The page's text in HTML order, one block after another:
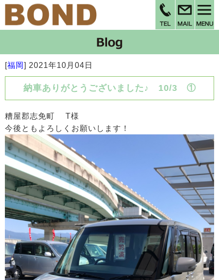
[福岡] 2021年10月04日
納車ありがとうございました♪ 10/3 ①
糟屋郡志免町 T様
今後ともよろしくお願いします！